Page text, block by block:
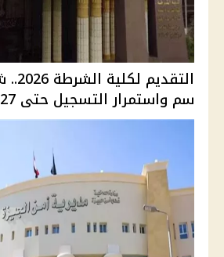
سم واستمرار التسجيل حتى 27 أغس...